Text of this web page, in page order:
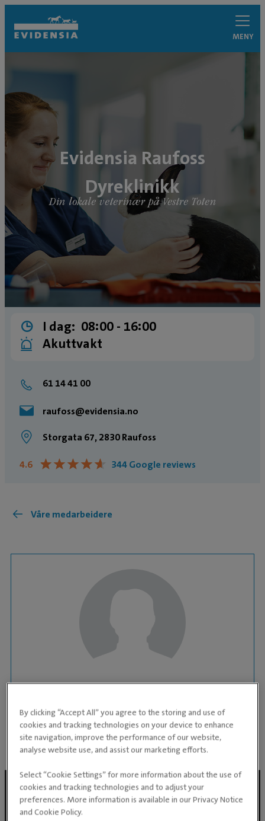
MENY
Evidensia Raufoss
Dyreklinikk
Din lokale veterinær på Vestre Toten
I dag: 08:00 ­- 16:00
Akuttvakt
61 14 41 00
raufoss@evidensia.no
Storgata 67, 2830 Raufoss
4.6 ★★★★★
★★★★★ 344 Google reviews
Våre medarbeidere
Trude Kraft Johnsen
DYREKLINIKK:Evidensia Raufoss Dyreklinikk
By clicking “Accept All” you agree to the storing and use of
cookies and tracking technologies on your device to enhance
site navigation, improve the performance of our website,
analyse website use, and assist our marketing efforts.
Select “Cookie Settings” for more information about the use of
cookies and tracking technologies and to adjust your
preferences. More information is available in our Privacy Notice
and Cookie Policy.